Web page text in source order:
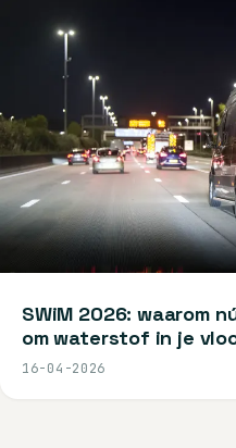
SWiM 2026: waarom
om waterstof in je
16-04-2026